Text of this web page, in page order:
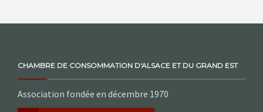
CHAMBRE DE CONSOMMATION D'ALSACE ET DU GRAND EST
Association fondée en décembre 1970